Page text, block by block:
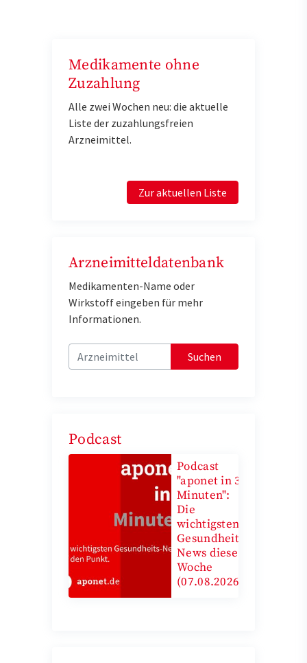
Medikamente ohne
Zuzahlung
Alle zwei Wochen neu: die aktuelle
Liste der zuzahlungsfreien
Arzneimittel.
Zur aktuellen Liste
Arzneimitteldatenbank
Medikamenten-Name oder
Wirkstoff eingeben für mehr
Informationen.
Suchen
Podcast
Podcast
"aponet in 3
Minuten":
Die
wichtigsten
Gesundheits-
News diese
Woche
(07.08.2026)